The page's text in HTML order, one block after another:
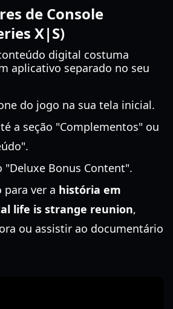
de Console
X|S)
digital costuma
aplicativo separado no seu
do jogo na sua tela inicial.
a seção "Complementos" ou
"Deluxe Bonus Content".
ver a história em
life is strange reunion,
ou assistir ao documentário